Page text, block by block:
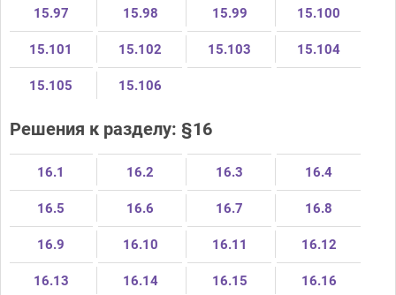
15.97 15.98 15.99 15.100
15.101 15.102 15.103 15.104
15.105 15.106
Решения к разделу: §16
16.1 16.2 16.3 16.4
16.5 16.6 16.7 16.8
16.9 16.10 16.11 16.12
16.13 16.14 16.15 16.16